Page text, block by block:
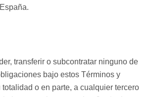
transferir o subcontratar ninguno de
bajo estos Términos y
o en parte, a cualquier tercero